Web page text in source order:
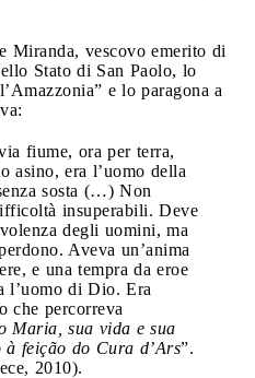
Miranda, vescovo emerito di
Stato di San Paolo, lo
e lo paragona a
fiume, ora per terra,
asino, era l’uomo della
sosta (…) Non
insuperabili. Deve
degli uomini, ma
Aveva un’anima
e una tempra da eroe
l’uomo di Dio. Era
che percorreva
Maria, sua vida e sua
feição do Cura d’Ars”.
2010).